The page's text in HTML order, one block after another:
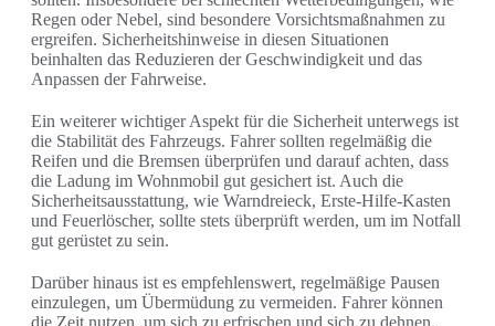
Regen oder Nebel, sind besondere Vorsichtsmaßnahmen zu
ergreifen. Sicherheitshinweise in diesen Situationen
beinhalten das Reduzieren der Geschwindigkeit und das
Anpassen der Fahrweise.
Ein weiterer wichtiger Aspekt für die Sicherheit unterwegs ist
die Stabilität des Fahrzeugs. Fahrer sollten regelmäßig die
Reifen und die Bremsen überprüfen und darauf achten, dass
die Ladung im Wohnmobil gut gesichert ist. Auch die
Sicherheitsausstattung, wie Warndreieck, Erste-Hilfe-Kasten
und Feuerlöscher, sollte stets überprüft werden, um im Notfall
gut gerüstet zu sein.
Darüber hinaus ist es empfehlenswert, regelmäßige Pausen
einzulegen, um Übermüdung zu vermeiden. Fahrer können